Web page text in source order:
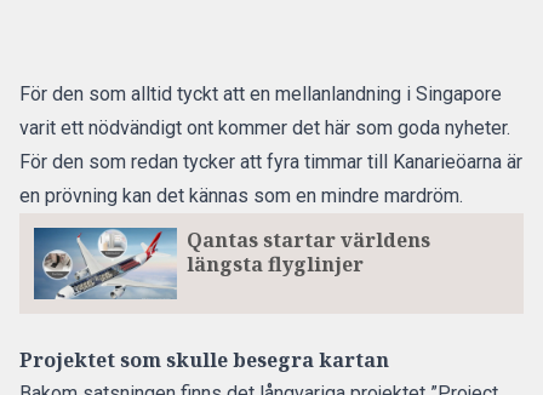
För den som alltid tyckt att en mellanlandning i Singapore
varit ett nödvändigt ont kommer det här som goda nyheter.
För den som redan tycker att fyra timmar till Kanarieöarna är
en prövning kan det kännas som en mindre mardröm.
Qantas startar världens
längsta flyglinjer
Projektet som skulle besegra kartan